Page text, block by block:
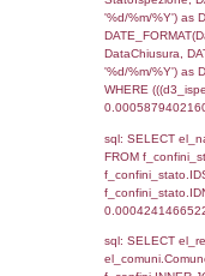
sql:
as
=